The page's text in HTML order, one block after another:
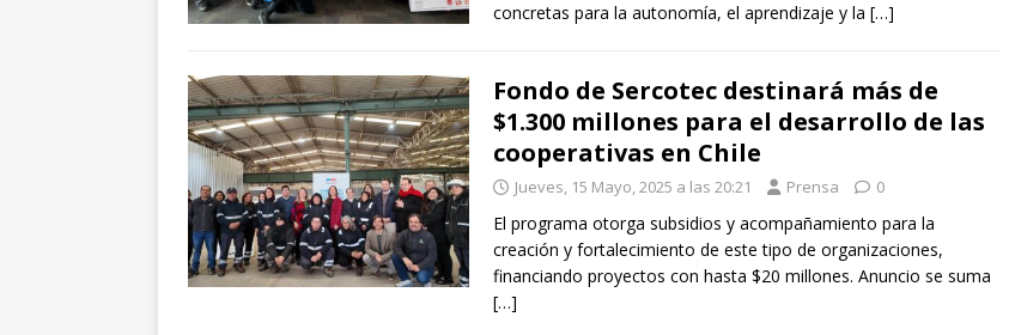
concretas para la autonomía, el aprendizaje y la […]
Fondo de Sercotec destinará más de
$1.300 millones para el desarrollo de las
cooperativas en Chile
Jueves, 15 Mayo, 2025 a las 20:21 Prensa 0
El programa otorga subsidios y acompañamiento para la
creación y fortalecimiento de este tipo de organizaciones,
financiando proyectos con hasta $20 millones. Anuncio se suma
[…]